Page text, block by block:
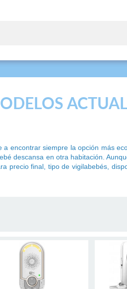
encontrar siempre la opción más
descansa en otra habitación.
precio final, tipo de vigilabebés,